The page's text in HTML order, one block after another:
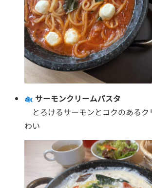
サーモンクリームパスタ
とろけるサーモンとコクのあるク
わい